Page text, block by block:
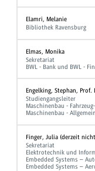
Elamri, Melanie
Bibliothek Ravensburg
Elmas, Monika
Sekretariat
BWL - Bank und BWL -
Engelking, Stephan, Prof.
Studiengangsleiter
Maschinenbau -
Maschinenbau -
Finger, Julia (derzeit
Sekretariat
Elektrotechnik und
Embedded Systems –
Embedded Systems –